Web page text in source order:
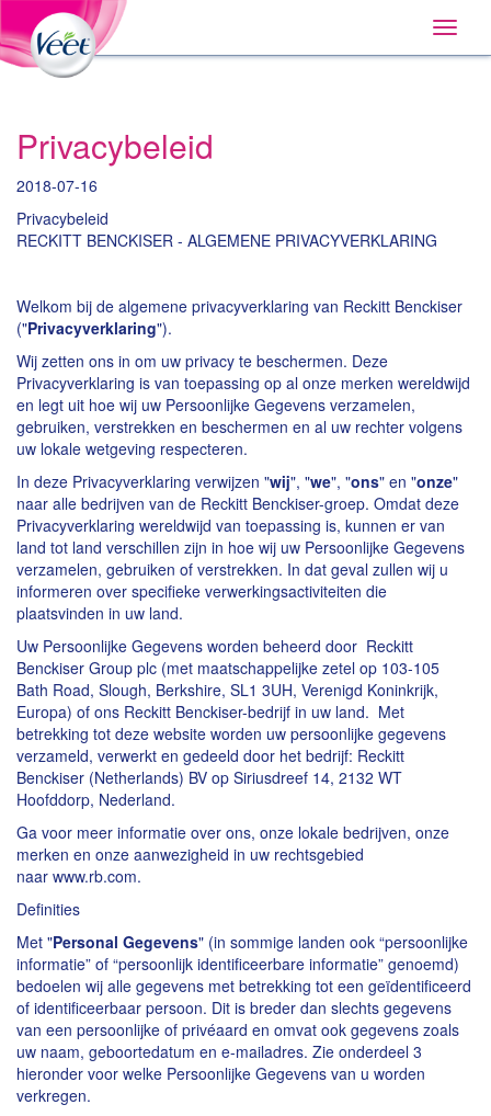
to:
Primary
Navigation,
Search
Huis
Navigation
Toggle
Privacybeleid
2018-07-16
Privacybeleid
RECKITT BENCKISER - ALGEMENE PRIVACYVERKLARING
Welkom bij de algemene privacyverklaring van Reckitt Benckiser
("Privacyverklaring").
Wij zetten ons in om uw privacy te beschermen. Deze
Privacyverklaring is van toepassing op al onze merken wereldwijd
en legt uit hoe wij uw Persoonlijke Gegevens verzamelen,
gebruiken, verstrekken en beschermen en al uw rechter volgens
uw lokale wetgeving respecteren.
In deze Privacyverklaring verwijzen "wij", "we", "ons" en "onze"
naar alle bedrijven van de Reckitt Benckiser-groep. Omdat deze
Privacyverklaring wereldwijd van toepassing is, kunnen er van
land tot land verschillen zijn in hoe wij uw Persoonlijke Gegevens
verzamelen, gebruiken of verstrekken. In dat geval zullen wij u
informeren over specifieke verwerkingsactiviteiten die
plaatsvinden in uw land.
Uw Persoonlijke Gegevens worden beheerd door Reckitt
Benckiser Group plc (met maatschappelijke zetel op 103-105
Bath Road, Slough, Berkshire, SL1 3UH, Verenigd Koninkrijk,
Europa) of ons Reckitt Benckiser-bedrijf in uw land. Met
betrekking tot deze website worden uw persoonlijke gegevens
verzameld, verwerkt en gedeeld door het bedrijf: Reckitt
Benckiser (Netherlands) BV op Siriusdreef 14, 2132 WT
Hoofddorp, Nederland.
Ga voor meer informatie over ons, onze lokale bedrijven, onze
merken en onze aanwezigheid in uw rechtsgebied
naar www.rb.com.
Definities
Met "Personal Gegevens" (in sommige landen ook “persoonlijke
informatie” of “persoonlijk identificeerbare informatie” genoemd)
bedoelen wij alle gegevens met betrekking tot een geïdentificeerd
of identificeerbaar persoon. Dit is breder dan slechts gegevens
van een persoonlijke of privéaard en omvat ook gegevens zoals
uw naam, geboortedatum en e-mailadres. Zie onderdeel 3
hieronder voor welke Persoonlijke Gegevens van u worden
verkregen.